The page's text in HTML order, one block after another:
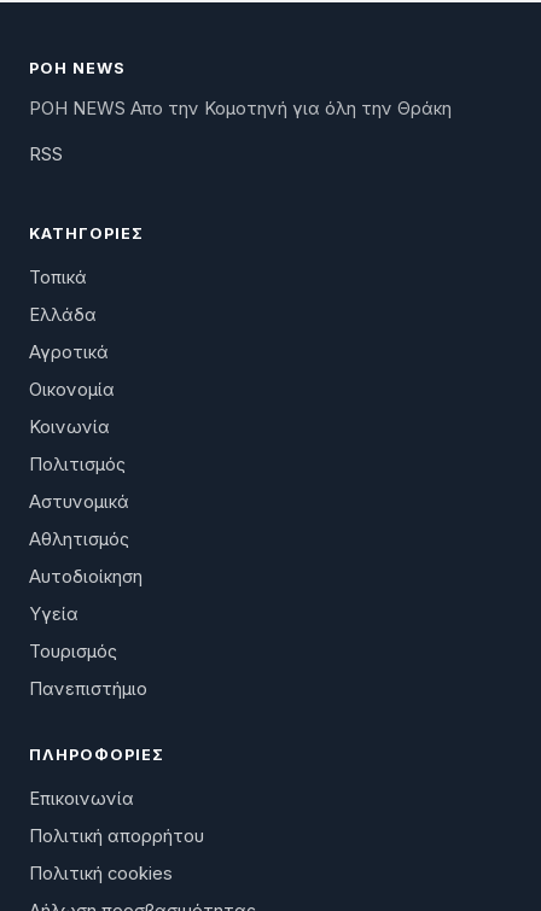
ΡΟΗ NEWS
ΡΟΗ NEWS Απο την Κομοτηνή για όλη την Θράκη
RSS
ΚΑΤΗΓΟΡΊΕΣ
Τοπικά
Ελλάδα
Αγροτικά
Οικονομία
Κοινωνία
Πολιτισμός
Αστυνομικά
Αθλητισμός
Αυτοδιοίκηση
Υγεία
Τουρισμός
Πανεπιστήμιο
ΠΛΗΡΟΦΟΡΊΕΣ
Επικοινωνία
Πολιτική απορρήτου
Πολιτική cookies